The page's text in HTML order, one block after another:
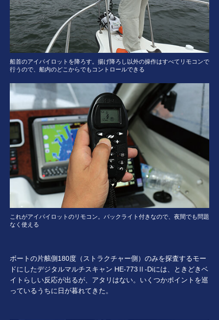
船首のアイパイロットを降ろす。揚げ降ろし以外の操作はすべてリモコンで
行うので、船内のどこからでもコントロールできる
これがアイパイロットのリモコン。バックライト付きなので、夜間でも問題
なく使える
ボートの片舷側180度（ストラクチャー側）のみを探査するモー
ドにしたデジタルマルチスキャン HE-773Ⅱ‐Diには、ときどきベ
イトらしい反応が出るが、アタリはない。いくつかポイントを巡
っているうちに日が暮れてきた。